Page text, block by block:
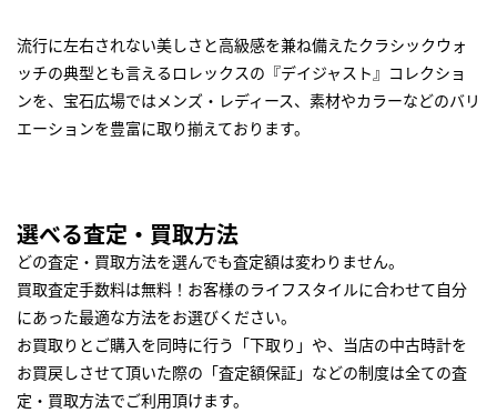
流行に左右されない美しさと高級感を兼ね備えたクラシックウォ
ッチの典型とも言えるロレックスの『デイジャスト』コレクショ
ンを、宝石広場ではメンズ・レディース、素材やカラーなどのバリ
エーションを豊富に取り揃えております。
選べる査定・買取方法
どの査定・買取方法を選んでも査定額は変わりません。
買取査定手数料は無料！お客様のライフスタイルに合わせて自分
にあった最適な方法をお選びください。
お買取りとご購入を同時に行う「下取り」や、当店の中古時計を
お買戻しさせて頂いた際の「査定額保証」などの制度は全ての査
定・買取方法でご利用頂けます。